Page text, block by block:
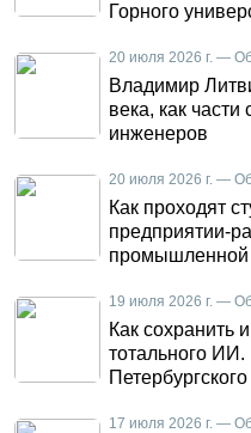
Горного
20 июля 2026 г. —
Владимир
века, как
инженеров
20 июля 2026 г. —
Как проходят
предприятии-
промышленной
19 июля 2026 г. —
Как сохранить
тотального ИИ.
17 июля 2026 г. —